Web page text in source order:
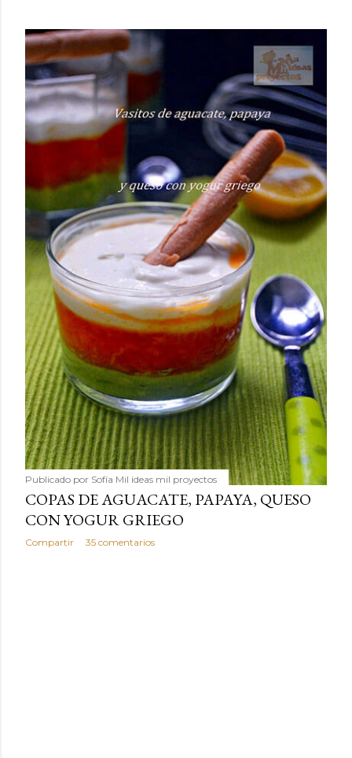
Publicado por Sofía Mil ideas mil proyectos
COPAS DE AGUACATE, PAPAYA, QUESO
CON YOGUR GRIEGO
Compartir 35 comentarios